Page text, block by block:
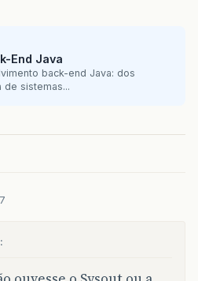
= leia.next
== 's'
out
End Java
back-end Java: dos
de sistemas...